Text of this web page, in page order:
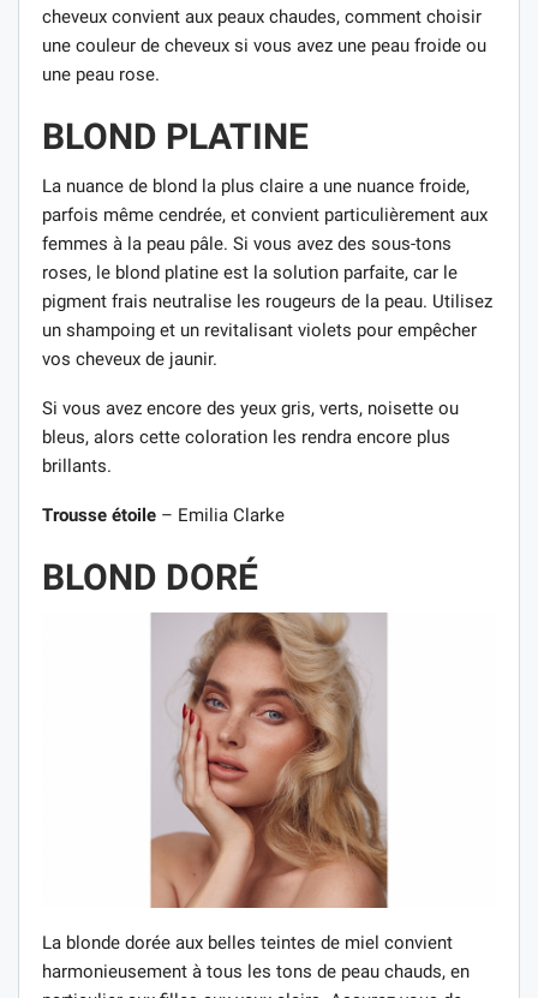
cheveux convient aux peaux chaudes, comment choisir
une couleur de cheveux si vous avez une peau froide ou
une peau rose.
BLOND PLATINE
La nuance de blond la plus claire a une nuance froide,
parfois même cendrée, et convient particulièrement aux
femmes à la peau pâle. Si vous avez des sous-tons
roses, le blond platine est la solution parfaite, car le
pigment frais neutralise les rougeurs de la peau. Utilisez
un shampoing et un revitalisant violets pour empêcher
vos cheveux de jaunir.
Si vous avez encore des yeux gris, verts, noisette ou
bleus, alors cette coloration les rendra encore plus
brillants.
Trousse étoile – Emilia Clarke
BLOND DORÉ
La blonde dorée aux belles teintes de miel convient
harmonieusement à tous les tons de peau chauds, en